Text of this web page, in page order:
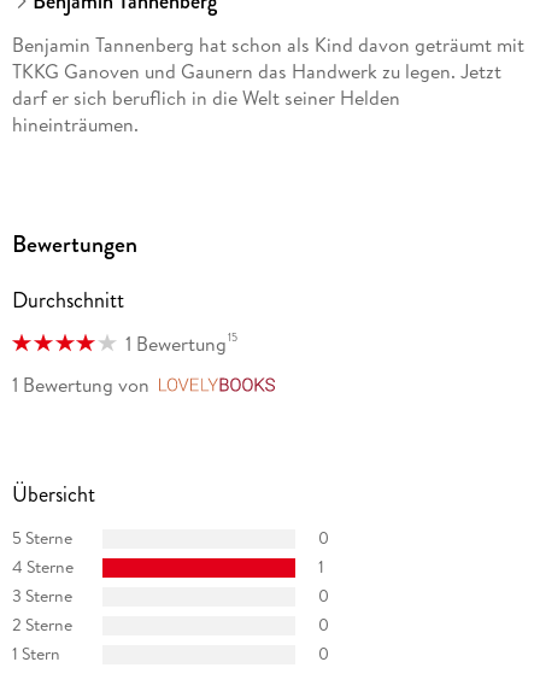
Benjamin Tannenberg hat schon als Kind davon geträumt mit
TKKG Ganoven und Gaunern das Handwerk zu legen. Jetzt
darf er sich beruflich in die Welt seiner Helden
hineinträumen.
Bewertungen
Durchschnitt
1 Bewertung15
1 Bewertung von
Übersicht
5 Sterne
0
4 Sterne
1
3 Sterne
0
2 Sterne
0
1 Stern
0